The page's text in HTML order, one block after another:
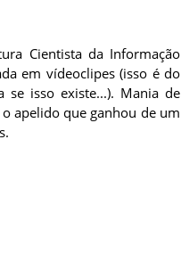
Cientista da Informação
em vídeoclipes (isso é do
se isso existe...). Mania de
apelido que ganhou de um